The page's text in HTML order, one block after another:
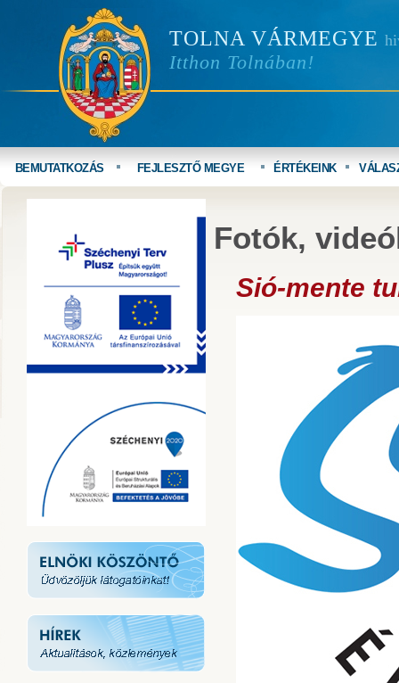
TOLNA VÁRMEGYE
Itthon Tolnában!
BEMUTATKOZÁS FEJLESZTŐ MEGYE ÉRTÉKEINK
Fotók,
Sió-mente